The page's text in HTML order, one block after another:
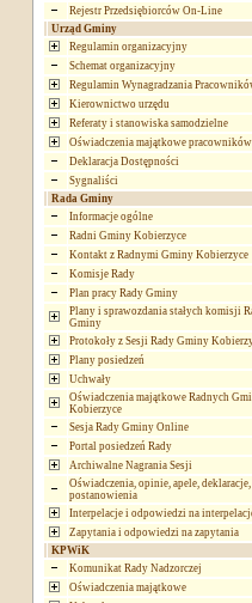
Rejestr Przedsiębiorców On-Line
Urząd Gminy
Regulamin organizacyjny
Schemat organizacyjny
Regulamin Wynagradzania
Kierownictwo urzędu
Referaty i stanowiska samodzielne
Oświadczenia majątkowe
Deklaracja Dostępności
Sygnaliści
Rada Gminy
Informacje ogólne
Radni Gminy Kobierzyce
Kontakt z Radnymi Gminy Kobierzyce
Komisje Rady
Plan pracy Rady Gminy
Plany i sprawozdania stałych komisji
Gminy
Protokoły z Sesji Rady Gminy
Plany posiedzeń
Uchwały
Oświadczenia majątkowe Radnych
Kobierzyce
Sesja Rady Gminy Online
Portal posiedzeń Rady
Archiwalne Nagrania Sesji
Oświadczenia, opinie, apele, deklaracje,
postanowienia
Interpelacje i odpowiedzi na
Zapytania i odpowiedzi na zapytania
KPWiK
Komunikat Rady Nadzorczej
Oświadczenia majątkowe